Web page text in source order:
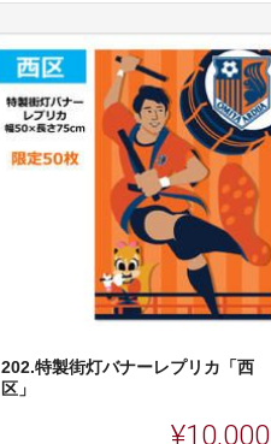
202.特製街灯バナーレプリカ「西
区」
¥10,000